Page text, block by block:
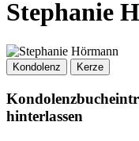
Stephanie
Kondolenz Kerze
hinterlassen